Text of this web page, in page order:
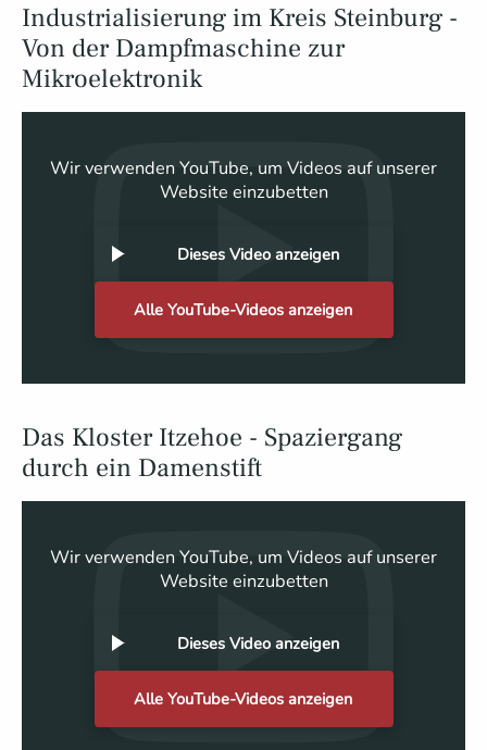
Industrialisierung im Kreis Steinburg -
Von der Dampfmaschine zur
Mikroelektronik
Wir verwenden YouTube, um Videos auf unserer
Website einzubetten
Dieses Video anzeigen
Alle YouTube-Videos anzeigen
Das Kloster Itzehoe - Spaziergang
durch ein Damenstift
Wir verwenden YouTube, um Videos auf unserer
Website einzubetten
Dieses Video anzeigen
Alle YouTube-Videos anzeigen